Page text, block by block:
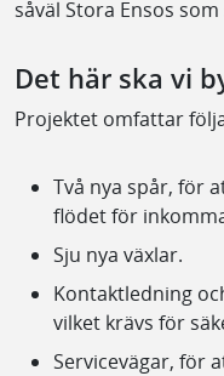
såväl Stora Ensos
Det här ska vi
Projektet omfattar
Två nya spår, för
flödet för
Sju nya växlar.
Kontaktledning
vilket krävs för
Servicevägar, för